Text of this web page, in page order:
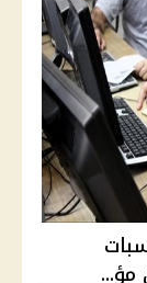
مؤ...